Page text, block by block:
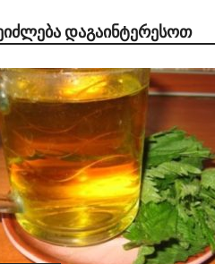
ᲓᲐᲒᲐᲘᲜᲢᲔᲠᲔᲡᲝᲗ